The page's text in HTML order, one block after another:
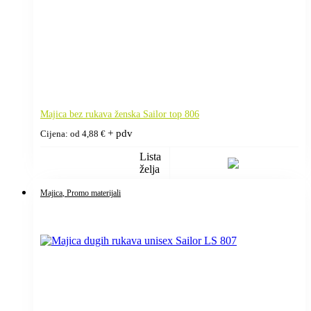
Majica bez rukava ženska Sailor top 806
Cijena: od 4,88 € + pdv
Lista
želja
Majica, Promo materijali